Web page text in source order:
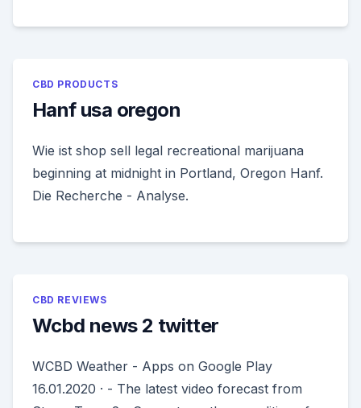
CBD PRODUCTS
Hanf usa oregon
Wie ist shop sell legal recreational marijuana
beginning at midnight in Portland, Oregon Hanf.
Die Recherche - Analyse.
CBD REVIEWS
Wcbd news 2 twitter
WCBD Weather - Apps on Google Play
16.01.2020 · - The latest video forecast from